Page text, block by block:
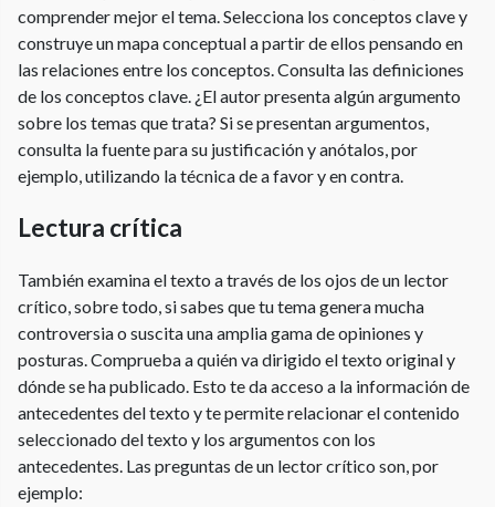
comprender mejor el tema. Selecciona los conceptos clave y
construye un mapa conceptual a partir de ellos pensando en
las relaciones entre los conceptos. Consulta las definiciones
de los conceptos clave. ¿El autor presenta algún argumento
sobre los temas que trata? Si se presentan argumentos,
consulta la fuente para su justificación y anótalos, por
ejemplo, utilizando la técnica de a favor y en contra.
Lectura crítica
También examina el texto a través de los ojos de un lector
crítico, sobre todo, si sabes que tu tema genera mucha
controversia o suscita una amplia gama de opiniones y
posturas. Comprueba a quién va dirigido el texto original y
dónde se ha publicado. Esto te da acceso a la información de
antecedentes del texto y te permite relacionar el contenido
seleccionado del texto y los argumentos con los
antecedentes. Las preguntas de un lector crítico son, por
ejemplo: